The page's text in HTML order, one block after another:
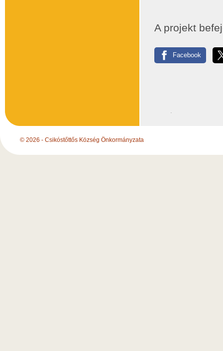
A projekt
Facebook
© 2026 - Csikóstőttős Község Önkormányzata